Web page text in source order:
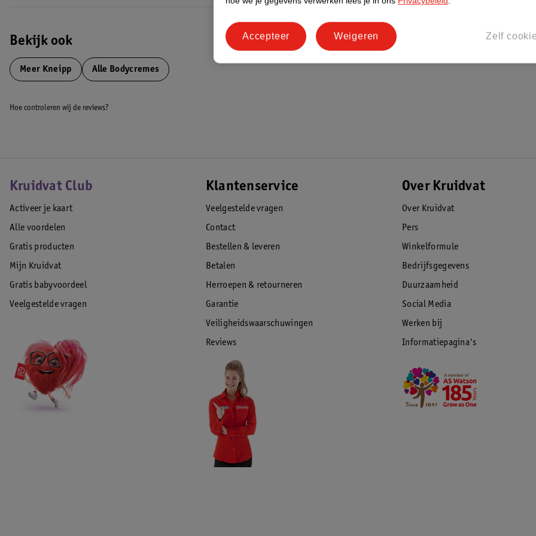
Bekijk ook
Meer Kneipp Alle Bodycremes
Hoe controleren wij de reviews?
Kruidvat Club
Activeer je kaart
Alle voordelen
Gratis producten
Mijn Kruidvat
Gratis babyvoordeel
Veelgestelde vragen
Klantenservice
Veelgestelde vragen
Contact
Bestellen & leveren
Betalen
Herroepen & retourneren
Garantie
Veiligheidswaarschuwingen
Reviews
Over Kruidvat
Over Kruidvat
Pers
Winkelformule
Bedrijfsgegevens
Duurzaamheid
Social Media
Werken bij
Informatiepagina's
Zelf
Weigeren
Accepteer